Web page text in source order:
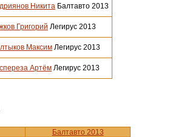
Никита Балтавто 2013
Григорий Легирус 2013
Максим Легирус 2013
Артём Легирус 2013
Балтавто 2013